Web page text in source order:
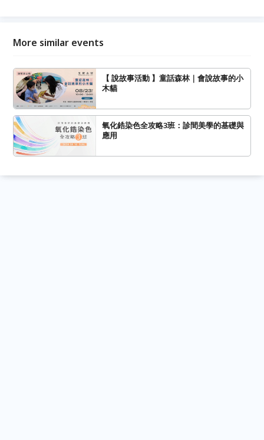
More similar events
【 說故事活動 】童話森林｜會說故事的小
木貓
氧化鋯染色全攻略3班：診間美學的基礎與
應用